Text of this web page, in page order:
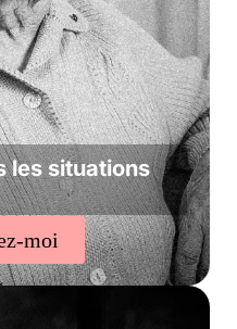
les situations
moi